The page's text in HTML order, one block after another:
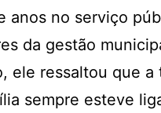
anos no serviço
da gestão
ele ressaltou que a
sempre esteve